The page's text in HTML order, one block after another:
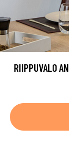
RIIPPUVALO